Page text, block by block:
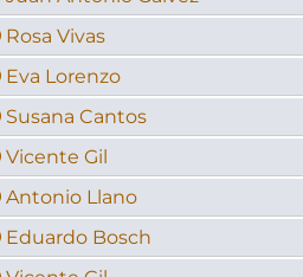
Rosa Vivas
Eva Lorenzo
Susana Cantos
Vicente Gil
Antonio Llano
Eduardo Bosch